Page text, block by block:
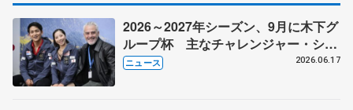
2026～2027年シーズン、9月に木下グ
ループ杯 主なチャレンジャー・シリ
ーズ（CS）日程
ニュース 2026.06.17